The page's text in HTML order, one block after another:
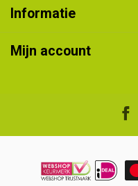
Informatie
Mijn account